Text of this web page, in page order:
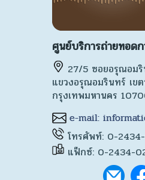
ศูนย์บริการถ่ายทอดก
27/5 ซอยอรุณอม
แขวงอรุณอมรินทร์ เข
กรุงเทพมหานคร
โทรศัพท์: 0-
แฟ็กซ์: 0-2434-